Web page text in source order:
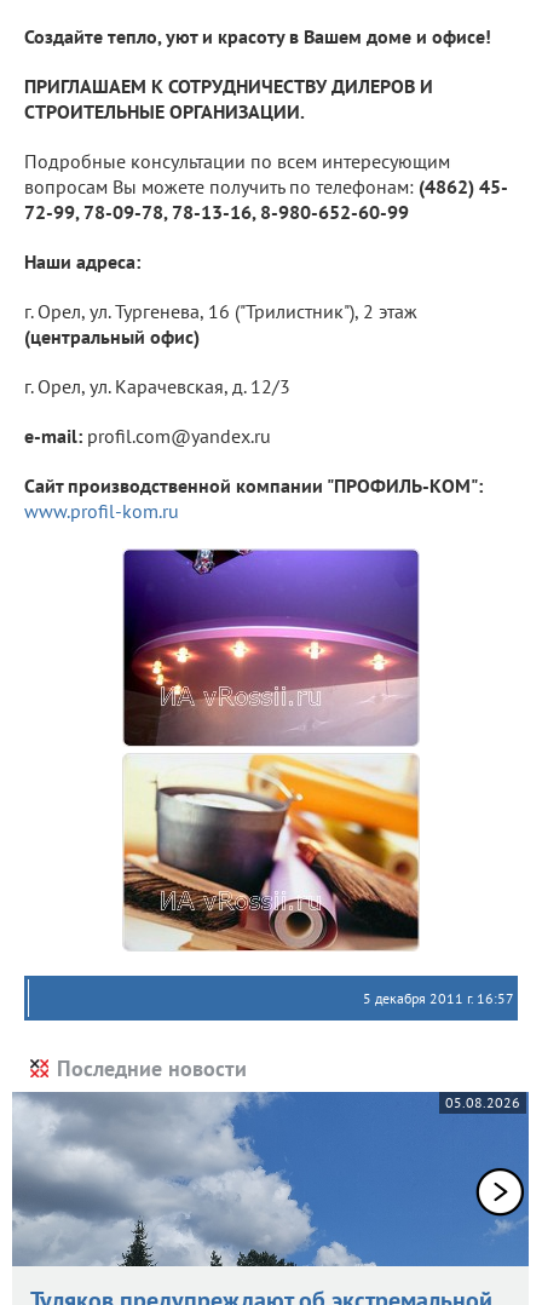
Создайте тепло, уют и красоту в Вашем доме и офисе!
ПРИГЛАШАЕМ К СОТРУДНИЧЕСТВУ ДИЛЕРОВ И
СТРОИТЕЛЬНЫЕ ОРГАНИЗАЦИИ.
Подробные консультации по всем интересующим
вопросам Вы можете получить по телефонам: (4862) 45-
72-99, 78-09-78, 78-13-16, 8-980-652-60-99
Наши адреса:
г. Орел, ул. Тургенева, 16 ("Трилистник"), 2 этаж
(центральный офис)
г. Орел, ул. Карачевская, д. 12/3
e-mail: profil.com@yandex.ru
Сайт производственной компании "ПРОФИЛЬ-КОМ":
www.profil-kom.ru
5 декабря 2011 г. 16:57
Последние новости
05.08.2026